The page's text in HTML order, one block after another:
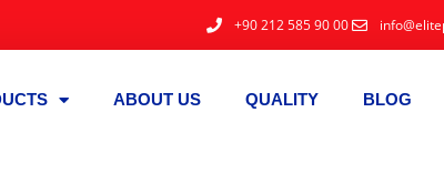
+90 212 585 90 00
ABOUT US QUALITY BLOG